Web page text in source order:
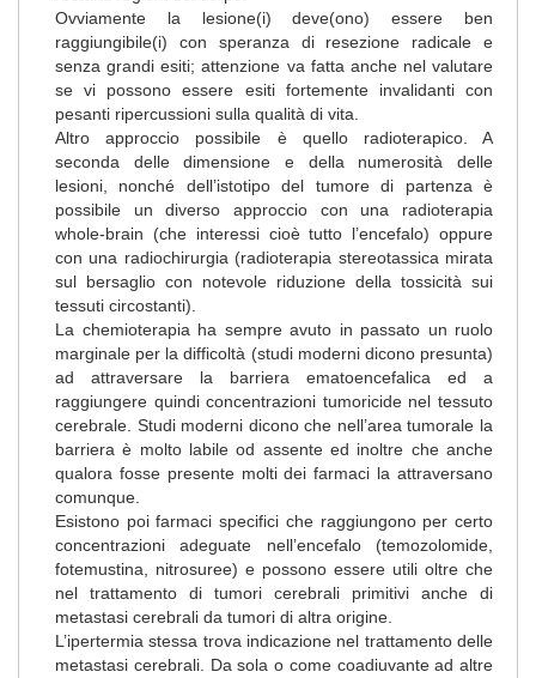
Ovviamente la lesione(i) deve(ono) essere ben
raggiungibile(i) con speranza di resezione radicale e
senza grandi esiti; attenzione va fatta anche nel valutare
se vi possono essere esiti fortemente invalidanti con
pesanti ripercussioni sulla qualità di vita.
Altro approccio possibile è quello radioterapico. A
seconda delle dimensione e della numerosità delle
lesioni, nonché dell’istotipo del tumore di partenza è
possibile un diverso approccio con una radioterapia
whole-brain (che interessi cioè tutto l’encefalo) oppure
con una radiochirurgia (radioterapia stereotassica mirata
sul bersaglio con notevole riduzione della tossicità sui
tessuti circostanti).
La chemioterapia ha sempre avuto in passato un ruolo
marginale per la difficoltà (studi moderni dicono presunta)
ad attraversare la barriera ematoencefalica ed a
raggiungere quindi concentrazioni tumoricide nel tessuto
cerebrale. Studi moderni dicono che nell’area tumorale la
barriera è molto labile od assente ed inoltre che anche
qualora fosse presente molti dei farmaci la attraversano
comunque.
Esistono poi farmaci specifici che raggiungono per certo
concentrazioni adeguate nell’encefalo (temozolomide,
fotemustina, nitrosuree) e possono essere utili oltre che
nel trattamento di tumori cerebrali primitivi anche di
metastasi cerebrali da tumori di altra origine.
L’ipertermia stessa trova indicazione nel trattamento delle
metastasi cerebrali. Da sola o come coadiuvante ad altre